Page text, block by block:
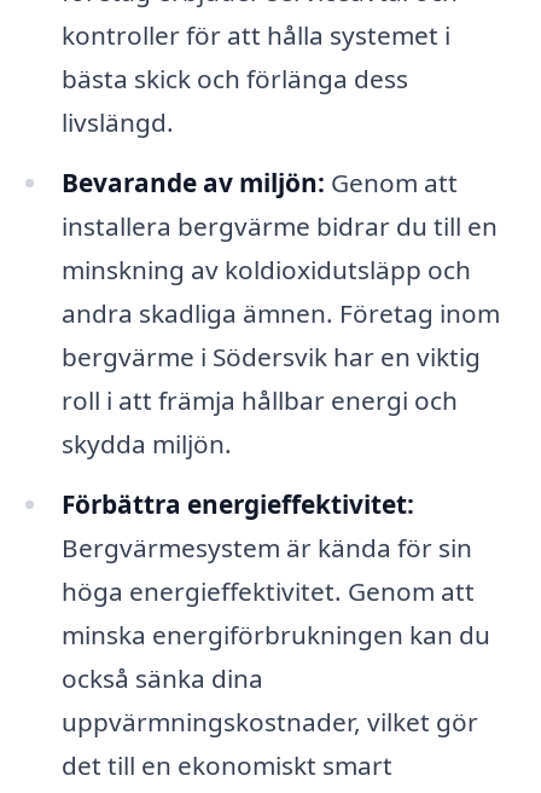
kontroller för att hålla systemet i
bästa skick och förlänga dess
livslängd.
Bevarande av miljön: Genom att
installera bergvärme bidrar du till en
minskning av koldioxidutsläpp och
andra skadliga ämnen. Företag inom
bergvärme i Södersvik har en viktig
roll i att främja hållbar energi och
skydda miljön.
Förbättra energieffektivitet:
Bergvärmesystem är kända för sin
höga energieffektivitet. Genom att
minska energiförbrukningen kan du
också sänka dina
uppvärmningskostnader, vilket gör
det till en ekonomiskt smart